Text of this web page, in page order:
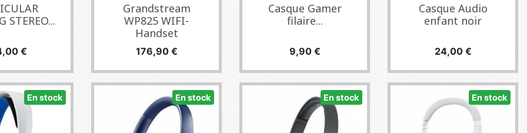
STEREO...
€
Grandstream
WP825 WIFI-
Handset
Precio
176,90 €
Casque Gamer
filaire...
Precio
9,90 €
Casque Audio
enfant noir
Precio
24,00 €
En stock En stock En stock En stock